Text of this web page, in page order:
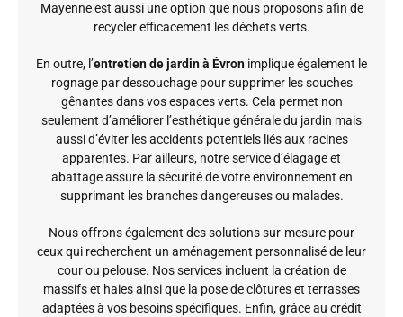
Mayenne est aussi une option que nous proposons afin de
recycler efficacement les déchets verts.
En outre, l’entretien de jardin à Évron implique également le
rognage par dessouchage pour supprimer les souches
gênantes dans vos espaces verts. Cela permet non
seulement d’améliorer l’esthétique générale du jardin mais
aussi d’éviter les accidents potentiels liés aux racines
apparentes. Par ailleurs, notre service d’élagage et
abattage assure la sécurité de votre environnement en
supprimant les branches dangereuses ou malades.
Nous offrons également des solutions sur-mesure pour
ceux qui recherchent un aménagement personnalisé de leur
cour ou pelouse. Nos services incluent la création de
massifs et haies ainsi que la pose de clôtures et terrasses
adaptées à vos besoins spécifiques. Enfin, grâce au crédit